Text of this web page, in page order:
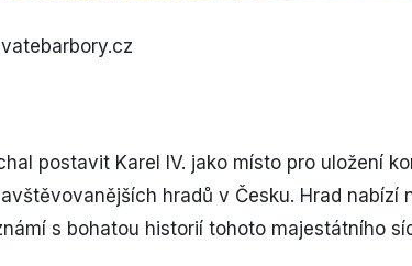
postavit Karel IV. jako místo pro uložení
hradů v Česku. Hrad nabízí
s bohatou historií tohoto majestátního